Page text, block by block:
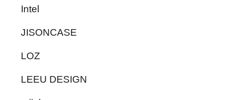
Intel
JISONCASE
LOZ
LEEU DESIGN